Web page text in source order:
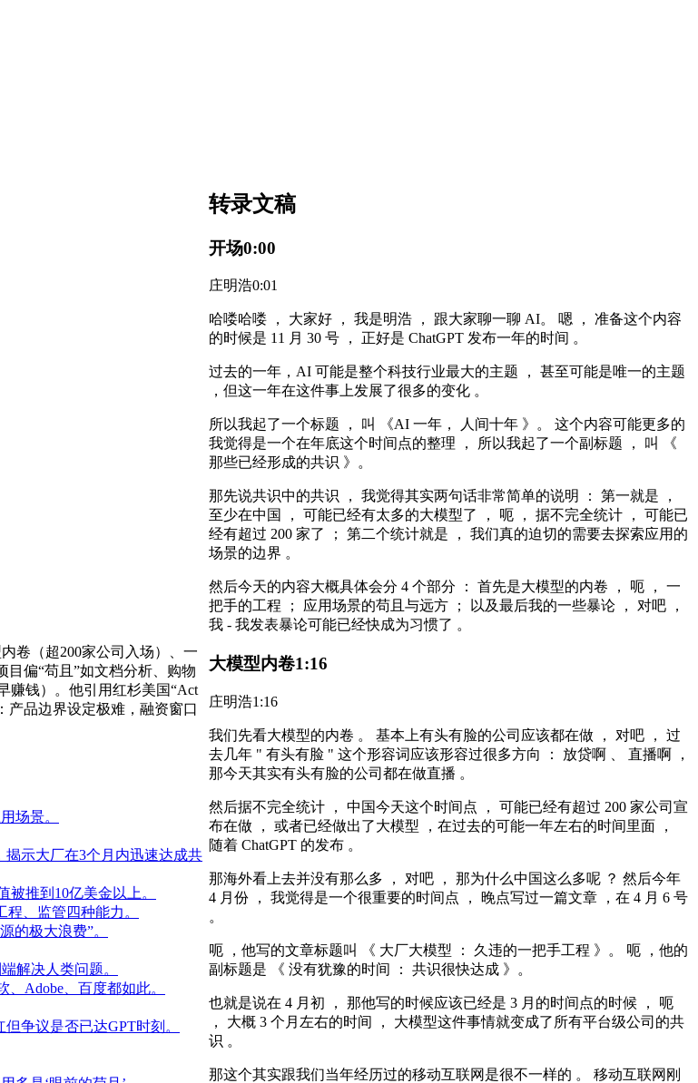
卷（超200家公司入场）、一
偏“苟且”如文档分析、购物
赚钱）。他引用红杉美国“Act
产品边界设定极难，融资窗口
场景。
揭示大厂在3个月内迅速达成共
推到10亿美金以上。
、监管四种能力。
的极大浪费”。
解决人类问题。
Adobe、百度都如此。
争议是否已达GPT时刻。
转录文稿
开场0:00
庄明浩0:01
哈喽哈喽 ， 大家好 ， 我是明浩 ， 跟大家聊一聊 AI。 嗯 ， 准备这个内容
的时候是 11 月 30 号 ， 正好是 ChatGPT 发布一年的时间 。
过去的一年，AI 可能是整个科技行业最大的主题 ， 甚至可能是唯一的主题
，但这一年在这件事上发展了很多的变化 。
所以我起了一个标题 ， 叫 《AI 一年， 人间十年 》。 这个内容可能更多的
我觉得是一个在年底这个时间点的整理 ， 所以我起了一个副标题 ， 叫 《
那些已经形成的共识 》。
那先说共识中的共识 ， 我觉得其实两句话非常简单的说明 ： 第一就是 ，
至少在中国 ， 可能已经有太多的大模型了 ， 呃 ， 据不完全统计 ， 可能已
经有超过 200 家了 ； 第二个统计就是 ， 我们真的迫切的需要去探索应用的
场景的边界 。
然后今天的内容大概具体会分 4 个部分 ： 首先是大模型的内卷 ， 呃 ， 一
把手的工程 ； 应用场景的苟且与远方 ； 以及最后我的一些暴论 ， 对吧 ，
我 - 我发表暴论可能已经快成为习惯了 。
大模型内卷1:16
庄明浩1:16
我们先看大模型的内卷 。 基本上有头有脸的公司应该都在做 ， 对吧 ， 过
去几年 " 有头有脸 " 这个形容词应该形容过很多方向 ： 放贷啊 、 直播啊 ，
那今天其实有头有脸的公司都在做直播 。
然后据不完全统计 ， 中国今天这个时间点 ， 可能已经有超过 200 家公司宣
布在做 ， 或者已经做出了大模型 ，在过去的可能一年左右的时间里面 ，
随着 ChatGPT 的发布 。
那海外看上去并没有那么多 ， 对吧 ， 那为什么中国这么多呢 ？ 然后今年
4 月份 ， 我觉得是一个很重要的时间点 ， 晚点写过一篇文章 ，在 4 月 6 号
。
呃 ，他写的文章标题叫 《 大厂大模型 ： 久违的一把手工程 》。 呃 ，他的
副标题是 《 没有犹豫的时间 ： 共识很快达成 》。
也就是说在 4 月初 ， 那他写的时候应该已经是 3 月的时间点的时候 ， 呃
， 大概 3 个月左右的时间 ， 大模型这件事情就变成了所有平台级公司的共
识 。
那这个其实跟我们当年经历过的移动互联网是很不一样的 。 移动互联网刚